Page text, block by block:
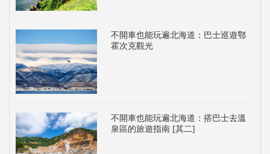
不開車也能玩遍北海道：巴士巡遊鄂
霍次克觀光
不開車也能玩遍北海道：搭巴士去溫
泉區的旅遊指南 [其二]